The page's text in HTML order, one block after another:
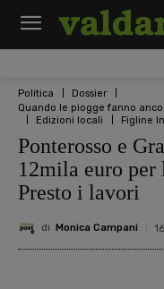
Politica
Dossier
Quando le piogge fanno
Edizioni locali
Figline
Ponterosso e
12mila euro
Presto i lavori
di Monica Campani